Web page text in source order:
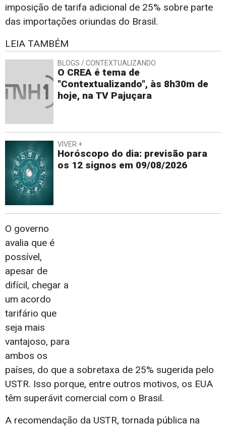
imposição de tarifa adicional de 25% sobre parte
das importações oriundas do Brasil.
LEIA TAMBÉM
BLOGS / CONTEXTUALIZANDO
O CREA é tema de
"Contextualizando", às 8h30m de
hoje, na TV Pajuçara
VIVER +
Horóscopo do dia: previsão para
os 12 signos em 09/08/2026
O governo
avalia que é
possível,
apesar de
difícil, chegar a
um acordo
tarifário que
seja mais
vantajoso, para
ambos os
países, do que a sobretaxa de 25% sugerida pelo
USTR. Isso porque, entre outros motivos, os EUA
têm superávit comercial com o Brasil.
A recomendação da USTR, tornada pública na